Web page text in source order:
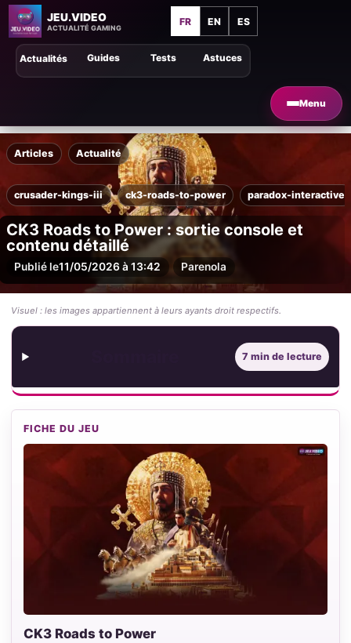
JEU.VIDEO
ACTUALITÉ GAMING
FR EN ES
Menu
Astuces
Guides Tests
Actualités
Articles Actualité
crusader-kings-iii ck3-roads-to-power paradox-interactive
CK3 Roads to Power : sortie console et
contenu détaillé
Publié le11/05/2026 à 13:42 Parenola
Visuel : les images appartiennent à leurs ayants droit respectifs.
7 min de lecture
FICHE DU JEU
CK3 Roads to Power